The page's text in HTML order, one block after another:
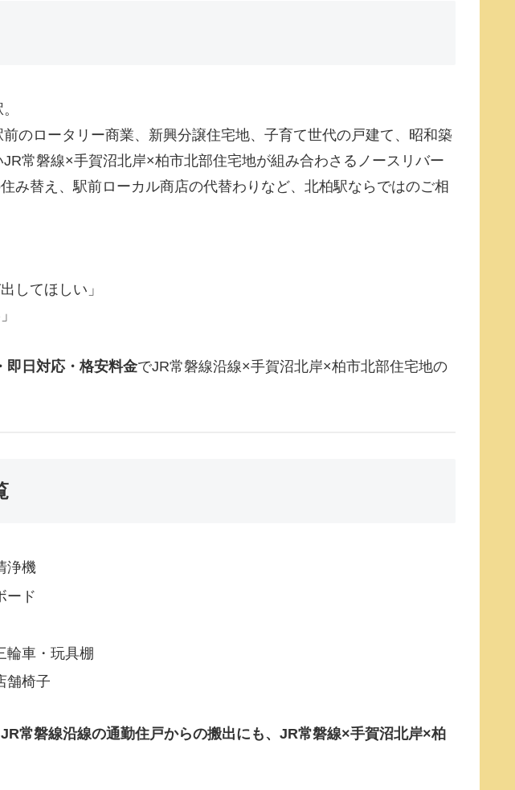
のロータリー商業、新興分譲住宅地、子育て世代の戸建て、昭和築
常磐線×手賀沼北岸×柏市北部住宅地が組み合わさるノースリバー
み替え、駅前ローカル商店の代替わりなど、北柏駅ならではのご相
してほしい」
即日対応・格安料金でJR常磐線沿線×手賀沼北岸×柏市北部住宅地の
浄機
ード
輪車・玩具棚
舗椅子
常磐線沿線の通勤住戸からの搬出にも、JR常磐線×手賀沼北岸×柏